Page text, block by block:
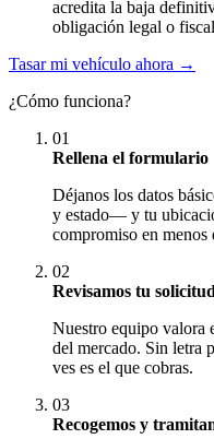
acredita la baja
obligación legal o
Tasar mi vehículo ahora →
¿Cómo funciona?
01
Rellena el formulario
Déjanos los datos
y estado— y tu
compromiso en menos
02
Revisamos tu
Nuestro equipo valora
del mercado. Sin letra
ves es el que cobras.
03
Recogemos y